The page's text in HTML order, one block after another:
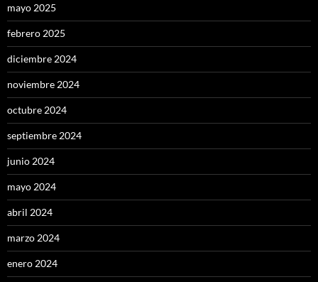
mayo 2025
febrero 2025
diciembre 2024
noviembre 2024
octubre 2024
septiembre 2024
junio 2024
mayo 2024
abril 2024
marzo 2024
enero 2024